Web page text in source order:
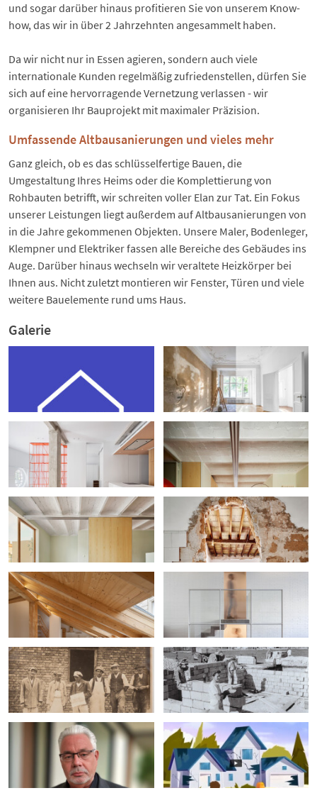
und sogar darüber hinaus profitieren Sie von unserem Know-
how, das wir in über 2 Jahrzehnten angesammelt haben.
Da wir nicht nur in Essen agieren, sondern auch viele
internationale Kunden regelmäßig zufriedenstellen, dürfen Sie
sich auf eine hervorragende Vernetzung verlassen - wir
organisieren Ihr Bauprojekt mit maximaler Präzision.
Umfassende Altbausanierungen und vieles mehr
Ganz gleich, ob es das schlüsselfertige Bauen, die
Umgestaltung Ihres Heims oder die Komplettierung von
Rohbauten betrifft, wir schreiten voller Elan zur Tat. Ein Fokus
unserer Leistungen liegt außerdem auf Altbausanierungen von
in die Jahre gekommenen Objekten. Unsere Maler, Bodenleger,
Klempner und Elektriker fassen alle Bereiche des Gebäudes ins
Auge. Darüber hinaus wechseln wir veraltete Heizkörper bei
Ihnen aus. Nicht zuletzt montieren wir Fenster, Türen und viele
weitere Bauelemente rund ums Haus.
Galerie